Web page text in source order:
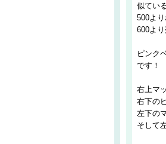
似てい
500よ
600よ
ピンク
です！
右上マ
右下の
左下の
そして